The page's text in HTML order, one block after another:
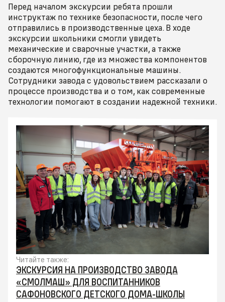
Перед началом экскурсии ребята прошли
инструктаж по технике безопасности, после чего
отправились в производственные цеха. В ходе
экскурсии школьники смогли увидеть
механические и сварочные участки, а также
сборочную линию, где из множества компонентов
создаются многофункциональные машины.
Сотрудники завода с удовольствием рассказали о
процессе производства и о том, как современные
технологии помогают в создании надежной техники.
Читайте также:
ЭКСКУРСИЯ НА ПРОИЗВОДСТВО ЗАВОДА
«СМОЛМАШ» ДЛЯ ВОСПИТАННИКОВ
САФОНОВСКОГО ДЕТСКОГО ДОМА-ШКОЛЫ